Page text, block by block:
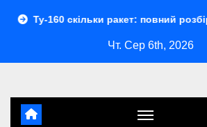
ракет: повний розбір озброєння
Чт. Сер 6th, 2026